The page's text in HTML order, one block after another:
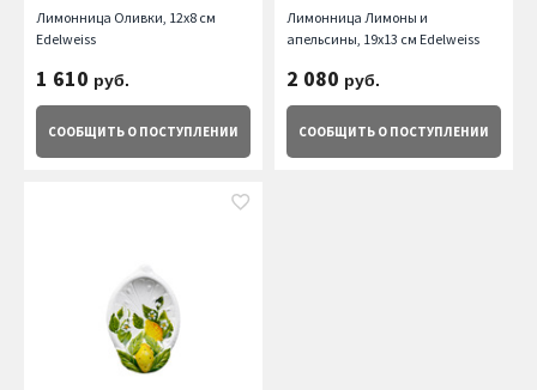
Лимонница Оливки, 12х8 см
Edelweiss
1 610 руб.
СООБЩИТЬ О ПОСТУПЛЕНИИ
Лимонница Лимоны и
апельсины, 19х13 см Edelweiss
2 080 руб.
СООБЩИТЬ О ПОСТУПЛЕНИИ